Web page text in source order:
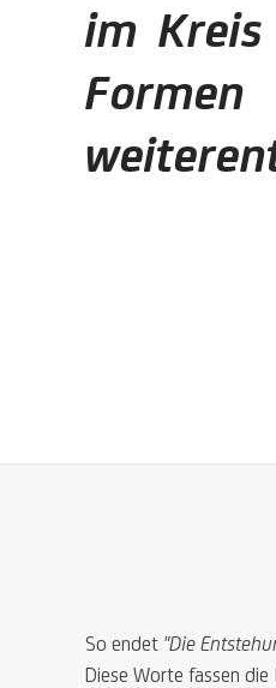
im
So endet "Die
Diese Worte fassen